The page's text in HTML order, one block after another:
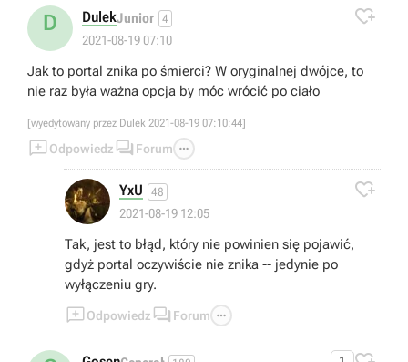
D DulekJunior 4
2021-08-19 07:10

Jak to portal znika po śmierci? W oryginalnej dwójce, to
nie raz była ważna opcja by móc wrócić po ciało
[wyedytowany przez Dulek 2021-08-19 07:10:44]
Odpowiedz  Forum 
YxU 48
2021-08-19 12:05

Tak, jest to błąd, który nie powinien się pojawić,
gdyż portal oczywiście nie znika -- jedynie po
wyłączeniu gry.
Odpowiedz  Forum 